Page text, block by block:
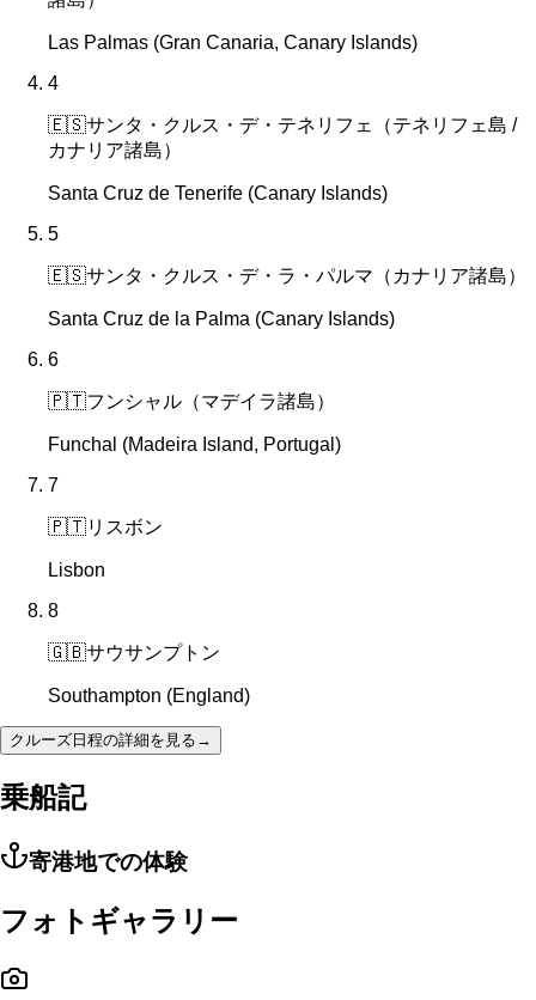
Las Palmas (Gran Canaria, Canary Islands)
4
🇪🇸サンタ・クルス・デ・テネリフェ（テネリフェ島 /
カナリア諸島）
Santa Cruz de Tenerife (Canary Islands)
5
🇪🇸サンタ・クルス・デ・ラ・パルマ（カナリア諸島）
Santa Cruz de la Palma (Canary Islands)
6
🇵🇹フンシャル（マデイラ諸島）
Funchal (Madeira Island, Portugal)
7
🇵🇹リスボン
Lisbon
8
🇬🇧サウサンプトン
Southampton (England)
クルーズ日程の詳細を見る →
乗船記
寄港地での体験
フォトギャラリー